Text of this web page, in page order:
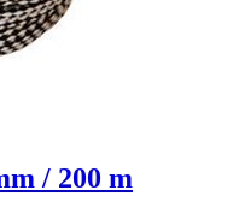
/ 200 m